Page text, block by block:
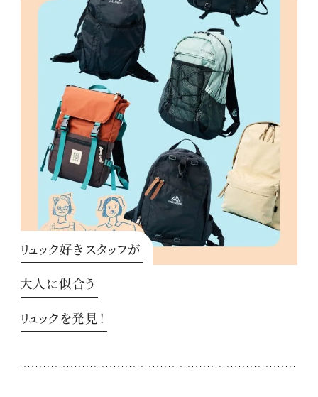
リュック好きスタッフが
大人に似合う
リュックを発見！